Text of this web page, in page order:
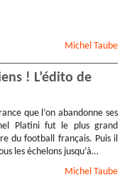
Michel Taube
! L’édito de
que l’on abandonne ses
Platini fut le plus grand
du football français. Puis il
les échelons jusqu’à…
Michel Taube